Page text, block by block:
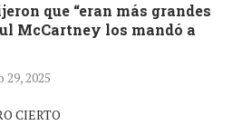
que “eran más grandes
McCartney los mandó a
29, 2025
CIERTO